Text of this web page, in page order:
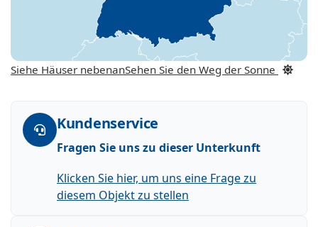
Siehe Häuser nebenanSehen Sie den Weg der Sonne
Kundenservice
Fragen Sie uns zu dieser Unterkunft
Klicken Sie hier, um uns eine Frage zu
diesem Objekt zu stellen